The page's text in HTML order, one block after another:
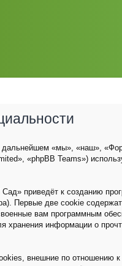
дальнейшем «мы», «наш»,
«phpBB Teams»)
приведёт к созданию
Первые две cookie
вам программным
хранения информации о
внешние по отношению